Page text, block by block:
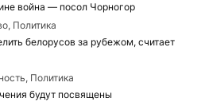
война — посол Чорногор
Политика
белорусов за рубежом, считает
Политика
будут посвящены